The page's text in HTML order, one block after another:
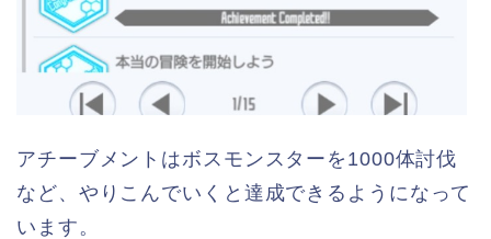
アチーブメントはボスモンスターを1000体討伐
など、やりこんでいくと達成できるようになって
います。